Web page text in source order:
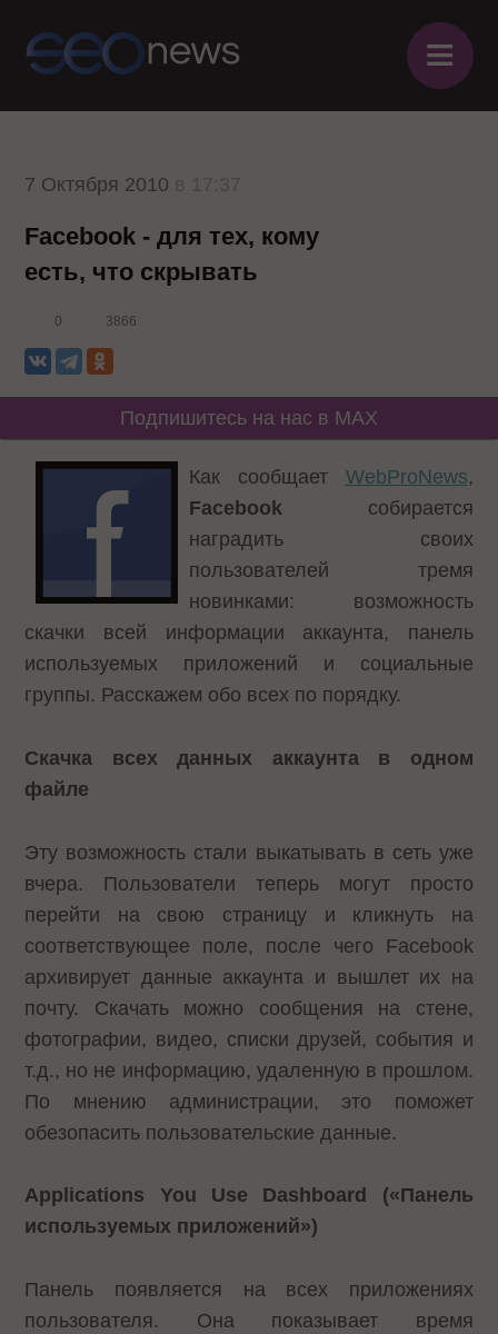
≡
7 Октября 2010
Facebook - для тех, кому
есть, что скрывать
0 3866
Подпишитесь на нас в MAX
Как сообщает WebProNews,
Facebook собирается
наградить своих
пользователей тремя
новинками: возможность
скачки всей информации аккаунта, панель
используемых приложений и социальные
группы. Расскажем обо всех по порядку.
Скачка всех данных аккаунта в одном
файле
Эту возможность стали выкатывать в сеть уже
вчера. Пользователи теперь могут просто
перейти на свою страницу и кликнуть на
соответствующее поле, после чего Facebook
архивирует данные аккаунта и вышлет их на
почту. Скачать можно сообщения на стене,
фотографии, видео, списки друзей, события и
т.д., но не информацию, удаленную в прошлом.
По мнению администрации, это поможет
обезопасить пользовательские данные.
Applications You Use Dashboard («Панель
используемых приложений»)
Панель появляется на всех приложениях
пользователя. Она показывает время